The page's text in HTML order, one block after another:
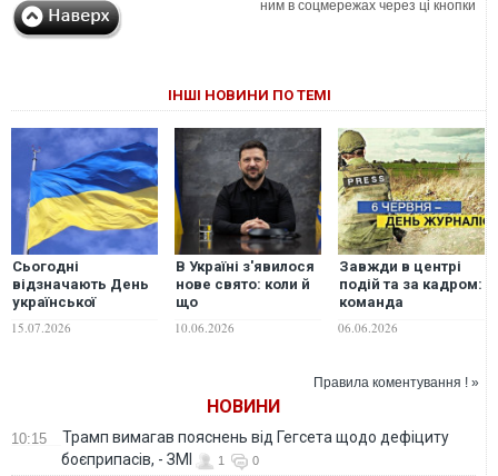
ним в соцмережах через ці кнопки
ІНШІ НОВИНИ ПО ТЕМІ
Сьогодні
відзначають День
української
державності
15.07.2026
В Україні з'явилося
нове свято: коли й
що
відзначатимемо
10.06.2026
Завжди в центрі
подій та за кадром:
команда
UAINFO.org щиро
вітає колег із
06.06.2026
Правила коментування ! »
НОВИНИ
10:15
Трамп вимагав пояснень від Гегсета щодо дефіциту
боєприпасів, - ЗМІ
1 0